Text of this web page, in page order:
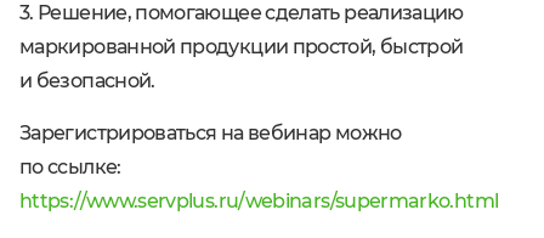
3. Решение, помогающее сделать реализацию
маркированной продукции простой, быстрой
и безопасной.
Зарегистрироваться на вебинар можно
по ссылке:
https://www.servplus.ru/webinars/supermarko.html